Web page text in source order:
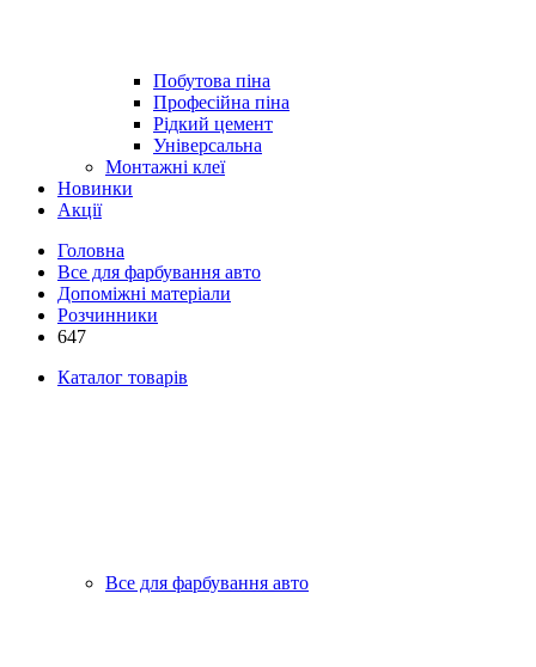
Побутова піна
Професійна піна
Рідкий цемент
Універсальна
Монтажні клеї
Новинки
Акції
Головна
Все для фарбування авто
Допоміжні матеріали
Розчинники
647
Каталог товарів
Все для фарбування авто